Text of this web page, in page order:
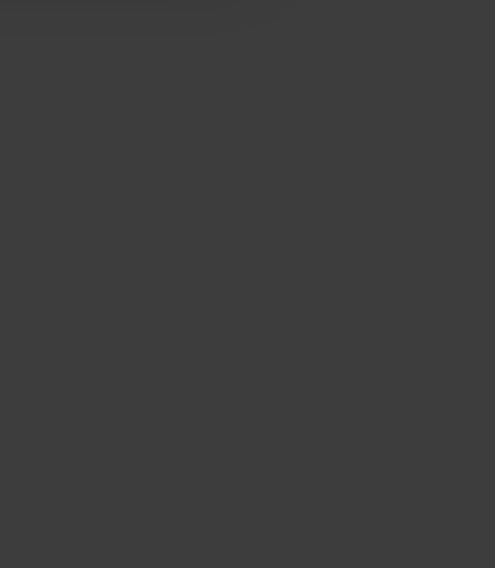
diese Informationen